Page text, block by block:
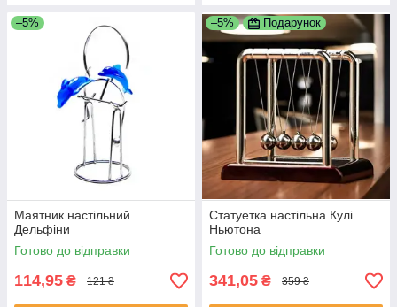
–5%
Маятник настільний
Дельфіни
Готово до відправки
114,95 ₴ 121 ₴
–5% Подарунок
Статуетка настільна Кулі
Ньютона
Готово до відправки
341,05 ₴ 359 ₴